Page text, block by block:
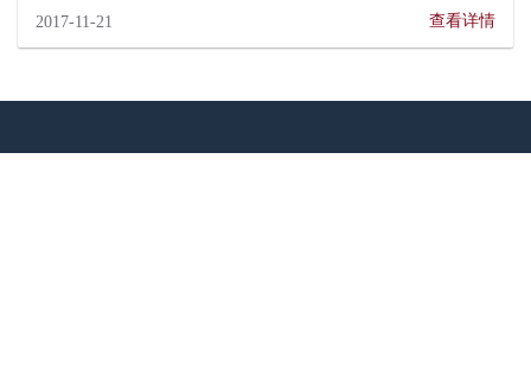
2017-11-21 查看详情